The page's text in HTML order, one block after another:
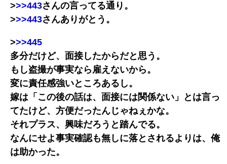
>>>443さんの言ってる通り。
>>>443さんありがとう。
>>>445
多分だけど、面接したからだと思う。
もし盗撮が事実なら雇えないから。
変に責任感強いところあるし。
嫁は「この後の話は、面接には関係ない」とは言っ
てたけど、方便だったんじゃねぇかな。
それプラス、興味だろうと踏んでる。
なんにせよ事実確認も無しに落とされるよりは、俺
は助かった。